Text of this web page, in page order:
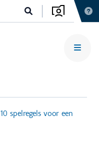
10 spelregels voor een